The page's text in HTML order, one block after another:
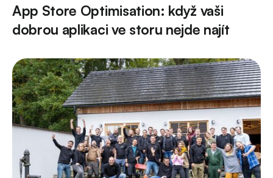
App Store Optimisation: když vaši
dobrou aplikaci ve storu nejde najít